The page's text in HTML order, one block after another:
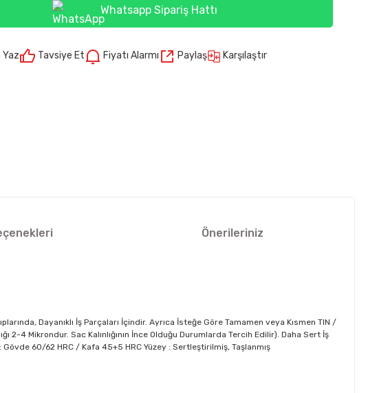
Whatsapp Sipariş Hattı
Yaz Tavsiye Et Fiyatı Alarmı Paylaş Karşılaştır
Önerileriniz
Dayanıklı İş Parçaları İçindir. Ayrıca İsteğe Göre Tamamen veya Kısmen TIN /
2-4 Mikrondur. Sac Kalınlığının İnce Olduğu Durumlarda Tercih Edilir). Daha Sert İş
Gövde 60/62 HRC / Kafa 45+5 HRC Yüzey : Sertleştirilmiş, Taşlanmış